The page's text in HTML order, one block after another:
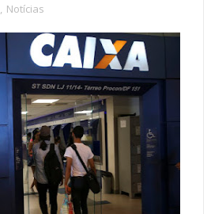
, Notícias